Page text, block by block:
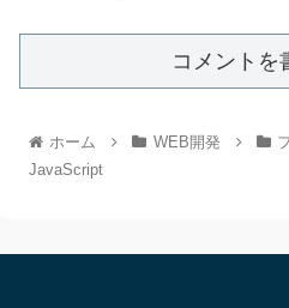
コメントを
ホーム WEB開発
JavaScript